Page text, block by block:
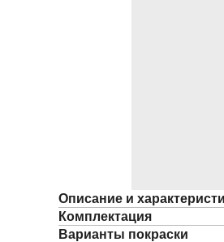
Описание и
Комплектация
Варианты покраски